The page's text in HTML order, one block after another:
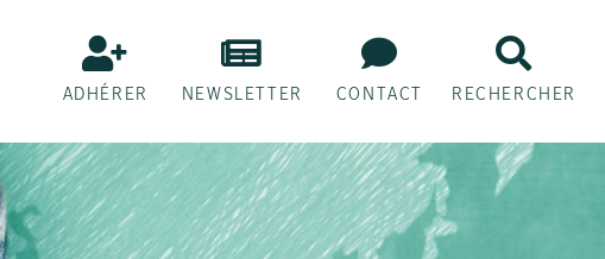
ADHÉRER NEWSLETTER CONTACT RECHERCHER